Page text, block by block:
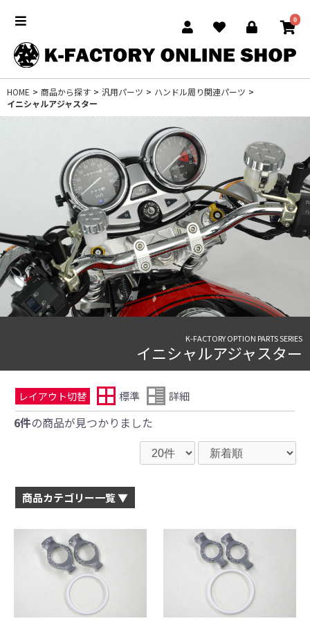
0
HOME > 商品から探す > 汎用パーツ > ハンドル周り関連パーツ >
イニシャルアジャスター
K-FACTORY OPTION PARTS SERIES
イニシャルアジャスター
レイアウト切替 標準 詳細
6件の商品が見つかりました
商品カテゴリー一覧